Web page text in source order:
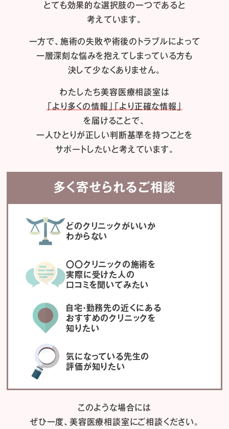
とても効果的な選択肢の一つであると
考えています。
一方で、施術の失敗や術後のトラブルによって
一層深刻な悩みを抱えてしまっている方も
決して少なくありません。
わたしたち美容医療相談室は
「より多くの情報」「より正確な情報」
を届けることで、
一人ひとりが正しい判断基準を持つことを
サポートしたいと考えています。
多く寄せられるご相談
どのクリニックがいいか
わからない
〇〇クリニックの施術を
実際に受けた人の
口コミを聞いてみたい
自宅・勤務先の近くにある
おすすめのクリニックを
知りたい
気になっている先生の
評価が知りたい
このような場合には
ぜひ一度、美容医療相談室にご相談ください。